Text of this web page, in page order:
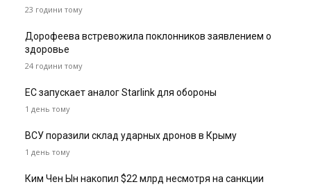
23 години тому
Дорофеева встревожила поклонников заявлением о
здоровье
24 години тому
ЕС запускает аналог Starlink для обороны
1 день тому
ВСУ поразили склад ударных дронов в Крыму
1 день тому
Ким Чен Ын накопил $22 млрд несмотря на санкции